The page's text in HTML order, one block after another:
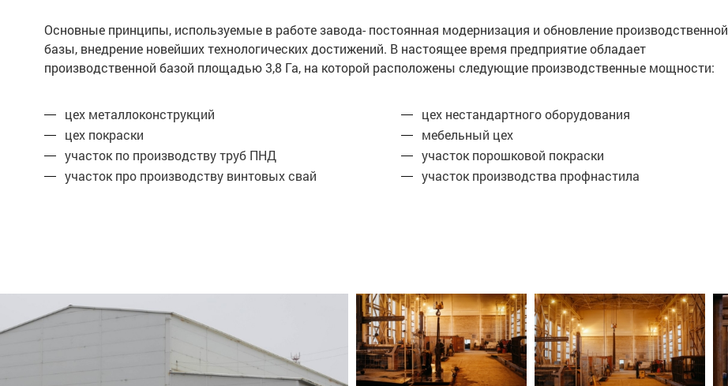
Основные принципы, используемые в работе завода- постоянная модернизация и обновление производственной
базы, внедрение новейших технологических достижений. В настоящее время предприятие обладает
производственной базой площадью 3,8 Га, на которой расположены следующие производственные мощности:
цех металлоконструкций
цех нестандартного оборудования
цех покраски
мебельный цех
участок по производству труб ПНД
участок порошковой покраски
участок про производству винтовых свай
участок производства профнастила